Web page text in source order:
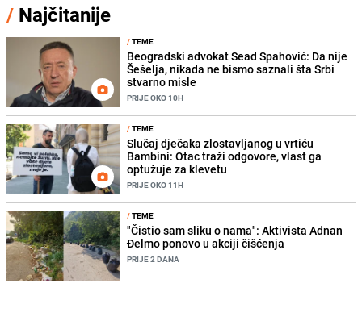
/ Najčitanije
/TEME
Beogradski advokat Sead Spahović: Da nije
Šešelja, nikada ne bismo saznali šta Srbi
stvarno misle
PRIJE OKO 10H
/TEME
Slučaj dječaka zlostavljanog u vrtiću
Bambini: Otac traži odgovore, vlast ga
optužuje za klevetu
PRIJE OKO 11H
/TEME
"Čistio sam sliku o nama": Aktivista Adnan
Đelmo ponovo u akciji čišćenja
PRIJE 2 DANA